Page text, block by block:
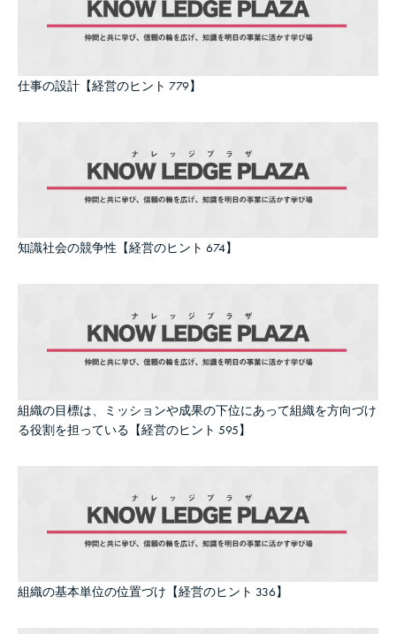
仕事の設計【経営のヒント 779】
知識社会の競争性【経営のヒント 674】
組織の目標は、ミッションや成果の下位にあって組織を方向づけ
る役割を担っている【経営のヒント 595】
組織の基本単位の位置づけ【経営のヒント 336】